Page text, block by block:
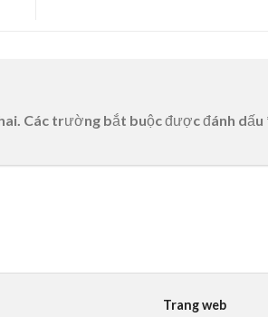
Các trường bắt buộc được đánh dấu
Trang web